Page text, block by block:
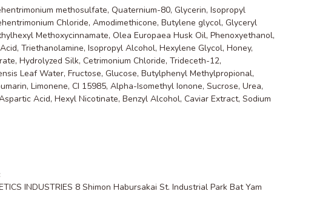
methosulfate, Quaternium-80, Glycerin, Isopropyl
Chloride, Amodimethicone, Butylene glycol, Glyceryl
Methoxycinnamate, Olea Europaea Husk Oil, Phenoxyethanol,
Triethanolamine, Isopropyl Alcohol, Hexylene Glycol, Honey,
Hydrolyzed Silk, Cetrimonium Chloride, Trideceth-12,
Leaf Water, Fructose, Glucose, Butylphenyl Methylpropional,
Limonene, CI 15985, Alpha-Isomethyl Ionone, Sucrose, Urea,
Acid, Hexyl Nicotinate, Benzyl Alcohol, Caviar Extract, Sodium
INDUSTRIES 8 Shimon Habursakai St. Industrial Park Bat Yam